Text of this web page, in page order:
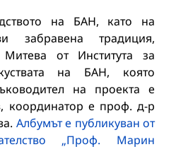
на БАН, като на
забравена традиция,
от Института за
на БАН, която
на проекта е
координатор е проф. д-р
Албумът е публикуван от
„Проф. Марин